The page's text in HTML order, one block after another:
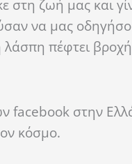
στη ζωή μας και
να μας
πέφτει
facebook στην
κόσμο.